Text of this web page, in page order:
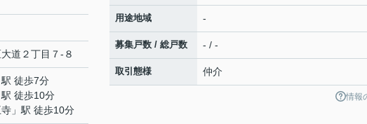
大道 ２丁目７-８
駅 徒歩7分
駅 徒歩10分
」駅 徒歩10分
用途地域 -
募集戸数 / 総戸数 - / -
取引態様 仲介
情報